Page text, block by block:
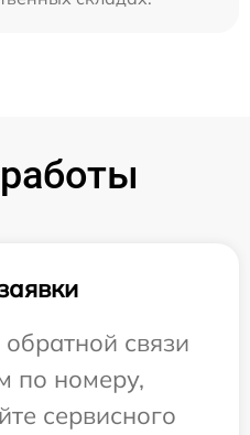
связи
по номеру,
сервисного